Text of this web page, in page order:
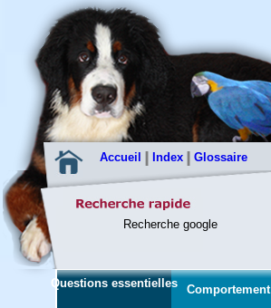
Accueil Index Glossaire
Recherche google
Questions essentielles Comportement